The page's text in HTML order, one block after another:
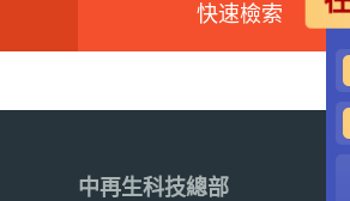
快速檢索
中再生科技總部